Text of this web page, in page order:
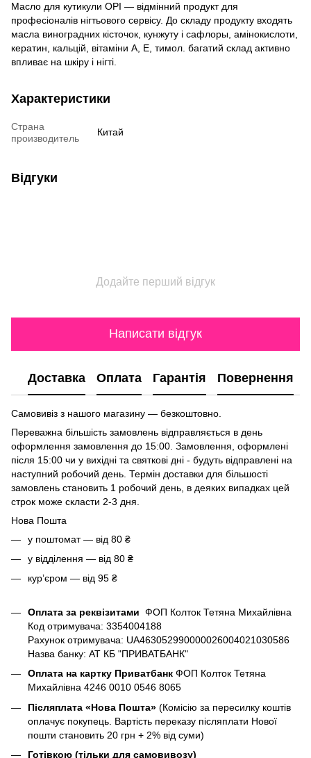
Масло для кутикули OPI — відмінний продукт для
професіоналів нігтьового сервісу. До складу продукту входять
масла виноградних кісточок, кунжуту і сафлоры, амінокислоти,
кератин, кальцій, вітаміни А, Е, тимол. багатий склад активно
впливає на шкіру і нігті.
Характеристики
Страна
производитель
Китай
Відгуки
Додайте перший відгук
Написати відгук
Доставка Оплата Гарантія Повернення
Самовивіз з нашого магазину — безкоштовно.
Переважна більшість замовлень відправляється в день
оформлення замовлення до 15:00. Замовлення, оформлені
після 15:00 чи у вихідні та святкові дні - будуть відправлені на
наступний робочий день. Термін доставки для більшості
замовлень становить 1 робочий день, в деяких випадках цей
строк може скласти 2-3 дня.
Нова Пошта
у поштомат — від 80 ₴
у відділення — від 80 ₴
курʼєром — від 95 ₴
Оплата за реквізитами ФОП Колток Тетяна Михайлівна
Код отримувача: 3354004188
Рахунок отримувача: UA463052990000026004021030586
Назва банку: АТ КБ "ПРИВАТБАНК"
Оплата на картку Приватбанк ФОП Колток Тетяна
Михайлівна 4246 0010 0546 8065
Післяплата «Нова Пошта» (Комісію за пересилку коштів
оплачує покупець. Вартість переказу післяплати Нової
пошти становить 20 грн + 2% від суми)
Готівкою (тільки для самовивозу)